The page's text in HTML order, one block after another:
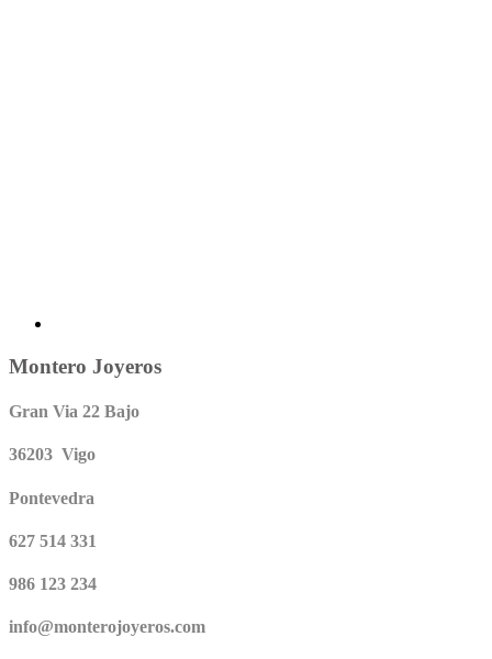
Montero Joyeros
Gran Via 22 Bajo
36203 Vigo
Pontevedra
627 514 331
986 123 234
info@monterojoyeros.com